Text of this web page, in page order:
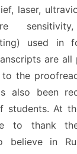
laser,
used in
are
the
also been
students. At
to thank
believe in